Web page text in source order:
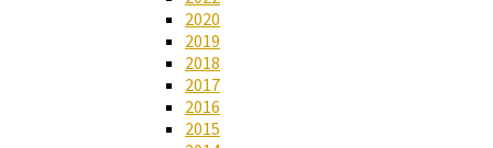
2020
2019
2018
2017
2016
2015